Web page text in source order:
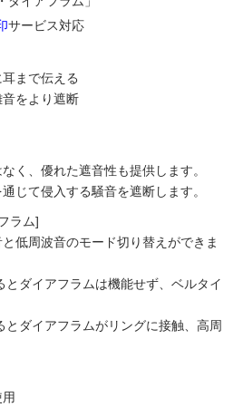
サービス対応
まで伝える
をより遮断
く、優れた遮音性も提供します。
じて侵入する騒音を遮断します。
ラム]
低周波音のモード切り替えができま
ダイアフラムは機能せず、ベルタイ
とダイアフラムがリングに接触、高周